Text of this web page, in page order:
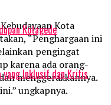
Kota
“Penghargaan ini
pengingat
karena ada orang-
menggerakkannya.
ungkapnya.
Kotagede
yang Inklusif dan Kritis